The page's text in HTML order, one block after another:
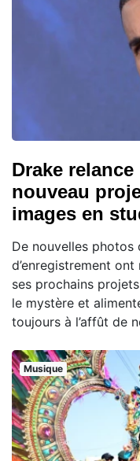
Drake
nouveau
images en
De nouvelles photos
d’enregistrement
ses prochains
le mystère et
toujours à l’affût de
Musique